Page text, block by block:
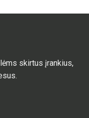
skirtus įrankius,